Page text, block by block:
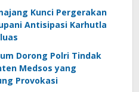
Kunci Pergerakan
Antisipasi Karhutla
Dorong Polri Tindak
Medsos yang
Provokasi